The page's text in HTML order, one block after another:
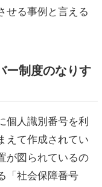
せる事例と言える
ー制度のなりす
個人識別番号を利
えて作成されてい
が図られているの
「社会保障番号